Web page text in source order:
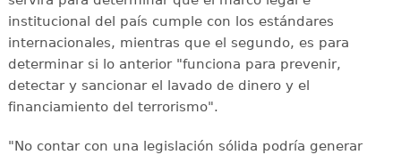
institucional del país cumple con los estándares
internacionales, mientras que el segundo, es para
determinar si lo anterior "funciona para prevenir,
detectar y sancionar el lavado de dinero y el
financiamiento del terrorismo".
"No contar con una legislación sólida podría generar